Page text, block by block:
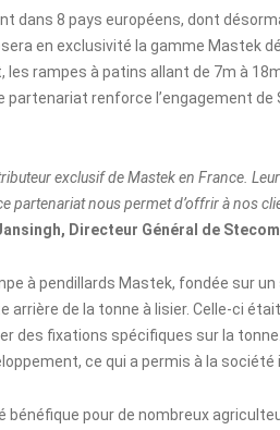
dans 8 pays européens, dont
en exclusivité la gamme Mastek
les rampes à patins allant de 7m à
partenariat renforce l’engagement
exclusif de Mastek en France.
partenariat nous permet d’offrir à nos
Directeur Général de
à pendillards Mastek, fondée sur
arrière de la tonne à lisier. Celle-ci
des fixations spécifiques sur la
ce qui a permis à la
pour de nombreux